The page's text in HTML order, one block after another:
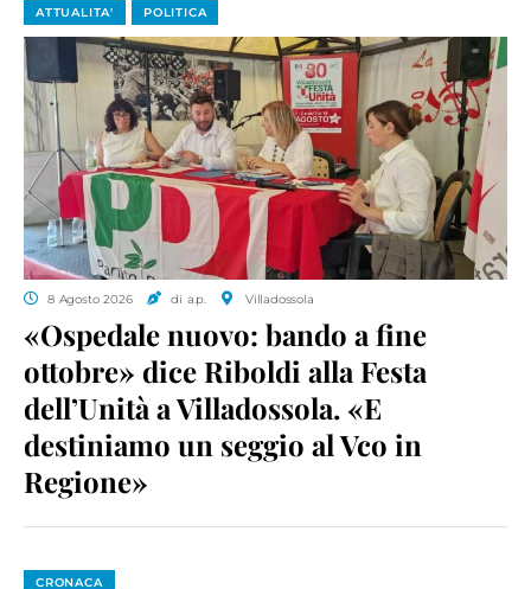
ATTUALITA' POLITICA
8 Agosto 2026 di a.p. Villadossola
«Ospedale nuovo: bando a fine
ottobre» dice Riboldi alla Festa
dell’Unità a Villadossola. «E
destiniamo un seggio al Vco in
Regione»
CRONACA